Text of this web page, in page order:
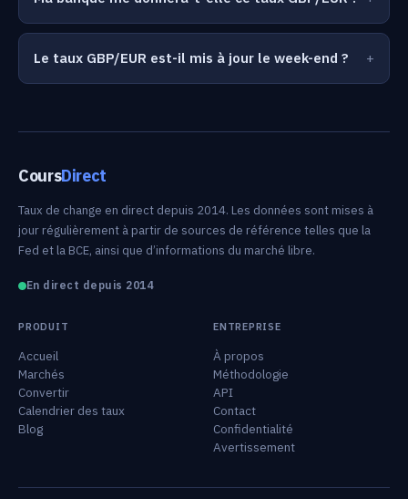
Le taux GBP/EUR est-il mis à jour le week-end ?
CoursDirect
Taux de change en direct depuis 2014. Les données sont mises à
jour régulièrement à partir de sources de référence telles que la
Fed et la BCE, ainsi que d’informations du marché libre.
En direct depuis 2014
PRODUIT
Accueil
Marchés
Convertir
Calendrier des taux
Blog
ENTREPRISE
À propos
Méthodologie
API
Contact
Confidentialité
Avertissement